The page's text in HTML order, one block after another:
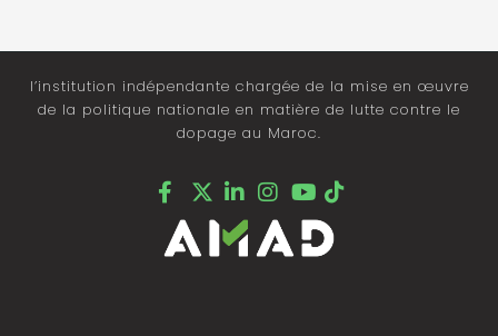
l’institution indépendante chargée de la mise en œuvre
de la politique nationale en matière de lutte contre le
dopage au Maroc.